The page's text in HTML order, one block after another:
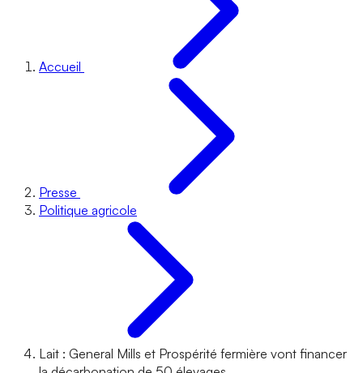
Accueil
Presse
Politique agricole
Lait : General Mills et Prospérité fermière vont financer